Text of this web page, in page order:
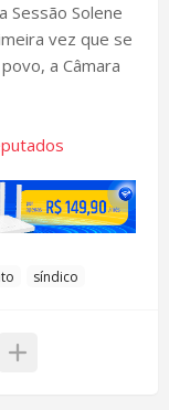
Sessão Solene
vez que se
a Câmara
síndico